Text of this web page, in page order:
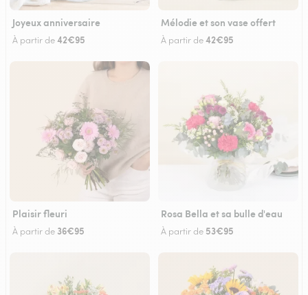
Joyeux anniversaire
À partir de42€95
Mélodie et son vase offert
À partir de42€95
Plaisir fleuri
À partir de 36€95
Rosa Bella et sa bulle d'eau
À partir de 53€95